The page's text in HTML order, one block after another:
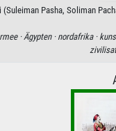
(Suleiman Pasha, Soliman
· Ägypten · nordafrika ·